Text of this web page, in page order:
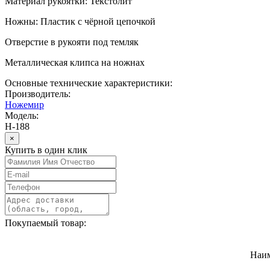
Ножны: Пластик с чёрной цепочкой
Отверстие в рукояти под темляк
Металлическая клипса на ножнах
Основные технические характеристики:
Производитель:
Ножемир
Модель:
Н-188
×
Купить в один клик
Покупаемый товар: